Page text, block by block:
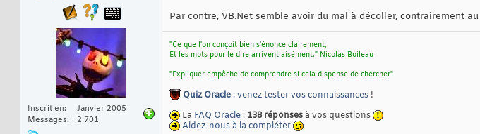
Inscrit en
Janvier 2005
Messages
2 701
Par contre, VB.Net semble avoir du mal à décoller, contrairement
"Ce que l'on conçoit bien s'énonce clairement,
Et les mots pour le dire arrivent aisément." Nicolas Boileau
"Expliquer empêche de comprendre si cela dispense de chercher"
Quiz Oracle : venez tester vos connaissances !
La FAQ Oracle : 138 réponsesà vos questions
Aidez-nous à la compléter